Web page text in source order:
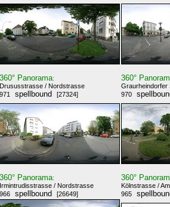
360° Panorama:
Drususstrasse / Nordstrasse
971
spellbound [27324]
360°
970
360° Panorama:
Irmintrudisstrasse / Nordstrasse
966
spellbound [26649]
360°
Kölnstrasse /
965